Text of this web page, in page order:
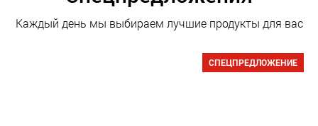
Каждый день мы выбираем лучшие продукты для вас
СПЕЦПРЕДЛОЖЕНИЕ